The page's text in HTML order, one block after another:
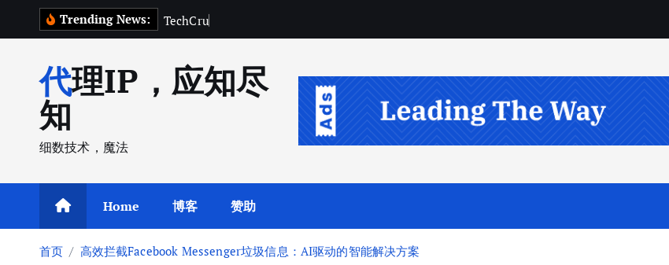
Trending News: TechCru
代理IP，应知尽
知
细数技术，魔法
Home 博客 赞助
首页 高效拦截Facebook Messenger垃圾信息：AI驱动的智能解决方案